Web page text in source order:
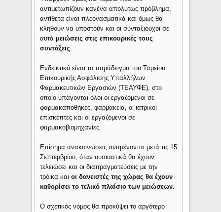
αντιμετωπίζουν κανένα απολύτως πρόβλημα,
αντίθετα είναι πλεονασματικά και όμως θα
κληθούν να υποστούν και οι συνταξιούχοι σε
αυτά μειώσεις στις επικουρικές τους
συντάξεις.
Ενδεικτικό είναι το παράδειγμα του Ταμείου
Επικουρικής Ασφάλισης Υπαλλήλων
Φαρμακευτικών Εργασιών (ΤΕΑΥΦΕ), στο
οποίο υπάγονται όλοι οι εργαζόμενοι σε
φαρμακαποθήκες, φαρμακεία, οι ιατρικοί
επισκέπτες και οι εργαζόμενοι σε
φαρμακοβιομηχανίες.
Επίσημα ανακοινώσεις αναμένονται μετά τις 15
Σεπτεμβρίου, όταν ουσιαστικά θα έχουν
τελειώσει και οι διαπραγματεύσεις με την
τρόικα καιοι δανειστές της χώρας θα έχουν
καθορίσει το τελικό πλαίσιο των μειώσεων.
Ο σχετικός νόμος θα προκύψει το αργότερο